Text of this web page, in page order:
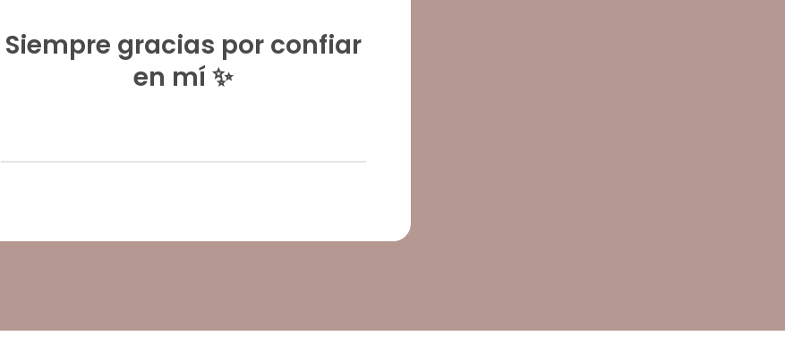
Siempre gracias por confiar
en mí ✨